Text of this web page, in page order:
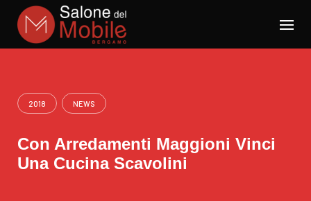
content
2018 NEWS
Con Arredamenti Maggioni Vinci
Una Cucina Scavolini